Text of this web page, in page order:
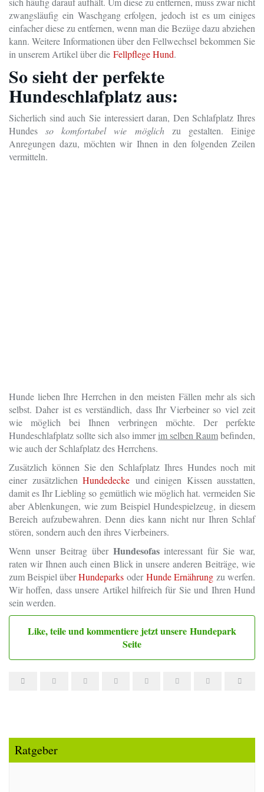
zwangsläufig ein Waschgang erfolgen, jedoch ist es um einiges
einfacher diese zu entfernen, wenn man die Bezüge dazu abziehen
kann. Weitere Informationen über den Fellwechsel bekommen Sie
in unserem Artikel über die Fellpflege Hund.
So sieht der perfekte
Hundeschlafplatz aus:
Sicherlich sind auch Sie interessiert daran, Den Schlafplatz Ihres
Hundesso komfortabel wie möglichzu gestalten. Einige
Anregungen dazu, möchten wir Ihnen in den folgenden Zeilen
vermitteln.
Hunde lieben Ihre Herrchen in den meisten Fällen mehr als sich
selbst. Daher ist es verständlich, dass Ihr Vierbeiner so viel zeit
wie möglich bei Ihnen verbringen möchte. Der perfekte
Hundeschlafplatz sollte sich also immerim selben Raumbefinden,
wie auch der Schlafplatz des Herrchens.
Zusätzlich können Sie den Schlafplatz Ihres Hundes noch mit
einer zusätzlichen Hundedecke und einigen Kissen ausstatten,
damit es Ihr Liebling so gemütlich wie möglich hat. vermeiden Sie
aber Ablenkungen, wie zum Beispiel Hundespielzeug, in diesem
Bereich aufzubewahren. Denn dies kann nicht nur Ihren Schlaf
stören, sondern auch den ihres Vierbeiners.
Wenn unser Beitrag über Hundesofasinteressant für Sie war,
raten wir Ihnen auch einen Blick in unsere anderen Beiträge, wie
zum Beispiel überHundeparks oderHunde Ernährung zu werfen.
Wir hoffen, dass unsere Artikel hilfreich für Sie und Ihren Hund
sein werden.
Like, teile und kommentiere jetzt unsere Hundepark
Seite
Ratgeber